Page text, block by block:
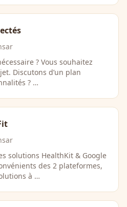
? Vous souhaitez
Discutons d’un plan
? …
solutions HealthKit & Google
des 2 plateformes,
à …